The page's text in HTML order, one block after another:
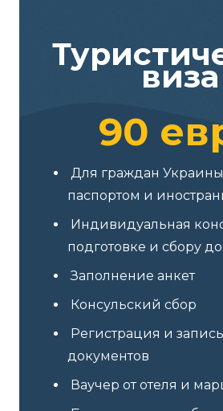
виза
90
Для граждан
паспортом и
Индивидуальная
подготовке и сбору
Заполнение анкет
Консульский сбор
Регистрация и
документов
Ваучер от отеля и